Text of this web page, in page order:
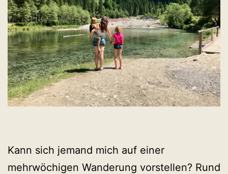
Kann sich jemand mich auf einer
mehrwöchigen Wanderung vorstellen? Rund